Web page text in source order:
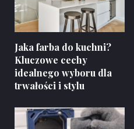
Jaka farba do kuchni?
Kluczowe cechy
idealnego wyboru dla
trwałości i stylu